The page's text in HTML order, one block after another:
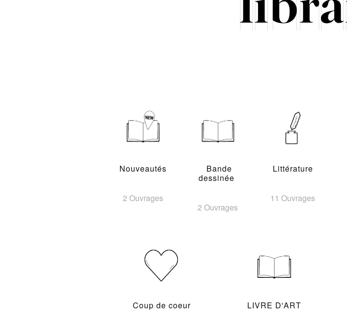
Nouveautés
2 Ouvrages
Bande
dessinée
2 Ouvrages
Littérature
11 Ouvrages
Coup de coeur LIVRE D'ART